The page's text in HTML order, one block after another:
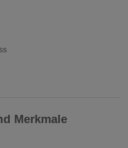
Merkmale